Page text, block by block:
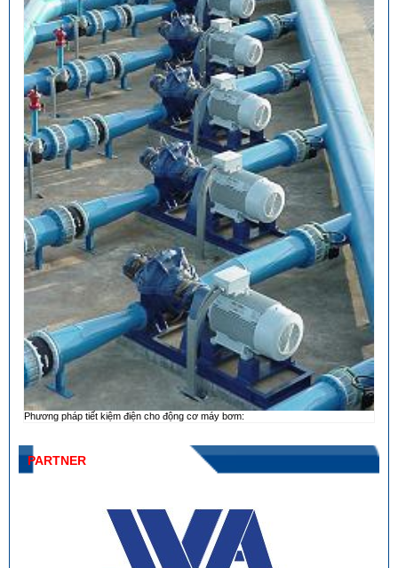
Phương pháp tiết kiệm điện cho động cơ máy bơm:
PARTNER